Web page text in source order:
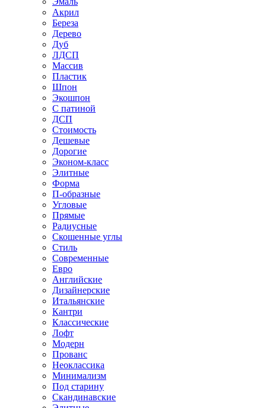
Акрил
Береза
Дерево
Дуб
ЛДСП
Массив
Пластик
Шпон
Экошпон
С патиной
ДСП
Стоимость
Дешевые
Дорогие
Эконом-класс
Элитные
Форма
П-образные
Угловые
Прямые
Радиусные
Скошенные углы
Стиль
Современные
Евро
Английские
Дизайнерские
Итальянские
Кантри
Классические
Лофт
Модерн
Прованс
Неоклассика
Минимализм
Под старину
Скандинавские